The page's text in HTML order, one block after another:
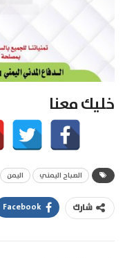
خليك معنا
الصباح اليمني اليمن
شارك Facebook